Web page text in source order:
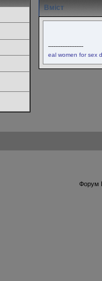
Вміст
--------------------
eal women for sex
Форум